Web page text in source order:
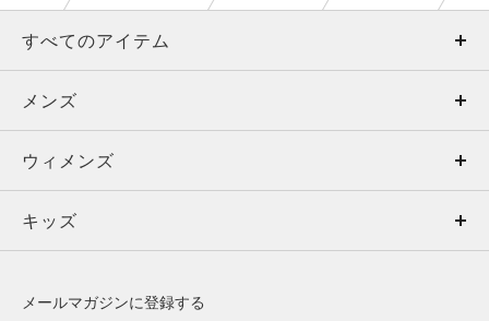
すべてのアイテム
メンズ
ウィメンズ
キッズ
メンズ
トップス
ボトムス
ウィメンズ
トップス
キッズ
メールマガジンに登録する